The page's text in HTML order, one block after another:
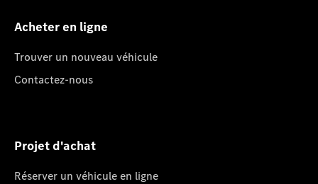
Acheter en ligne
Trouver un nouveau véhicule
Contactez-nous
Projet d'achat
Réserver un véhicule en ligne